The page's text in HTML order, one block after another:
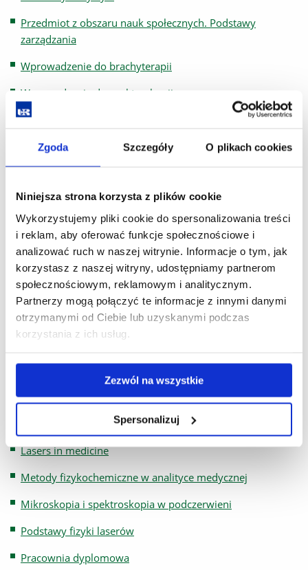
Zgoda Szczegóły O plikach cookies
Niniejsza strona korzysta z plików cookie
Wykorzystujemy pliki cookie do spersonalizowania treści
i reklam, aby oferować funkcje społecznościowe i
analizować ruch w naszej witrynie. Informacje o tym, jak
korzystasz z naszej witryny, udostępniamy partnerom
społecznościowym, reklamowym i analitycznym.
Partnerzy mogą połączyć te informacje z innymi danymi
otrzymanymi od Ciebie lub uzyskanymi podczas
korzystania z ich usług.
Zezwól na wszystkie
Spersonalizuj
Przedmiot z obszaru nauk społecznych. Podstawy
zarządzania
Wprowadzenie do brachyterapii
Wprowadzenie do spektroskopii
Rok IV (Rok akademicki 2025/2026)
Bazy danych
Podstawy etyki
Podstawy medycyny klinicznej
Statystyka w medycynie
Urządzenia elektryczne i systemy zabezpieczeń
w obiektach służby zdrowia
SPECJALNOŚCI:
Aparatura mikroskopii optycznej i konfokalnej
Diagnostyka elektromedyczna
Lasers in medicine
Metody fizykochemiczne w analityce medycznej
Mikroskopia i spektroskopia w podczerwieni
Podstawy fizyki laserów
Pracownia dyplomowa